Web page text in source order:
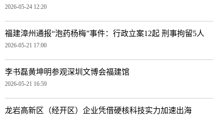
2026-05-24 12:20
福建漳州通报“泡药杨梅”事件：行政立案12起 刑事拘留5人
2026-05-21 17:00
李书磊黄坤明参观深圳文博会福建馆
2026-05-21 16:59
龙岩高新区（经开区）企业凭借硬核科技实力加速出海